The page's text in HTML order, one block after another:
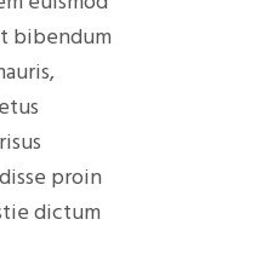
bibendum
proin
dictum